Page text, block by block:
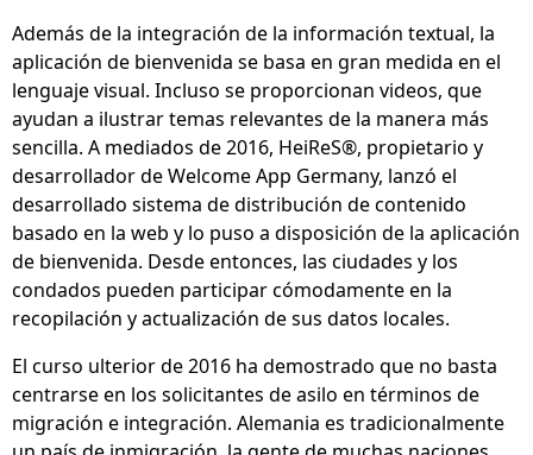
Además de la integración de la información textual, la
aplicación de bienvenida se basa en gran medida en el
lenguaje visual. Incluso se proporcionan videos, que
ayudan a ilustrar temas relevantes de la manera más
sencilla. A mediados de 2016, HeiReS®, propietario y
desarrollador de Welcome App Germany, lanzó el
desarrollado sistema de distribución de contenido
basado en la web y lo puso a disposición de la aplicación
de bienvenida. Desde entonces, las ciudades y los
condados pueden participar cómodamente en la
recopilación y actualización de sus datos locales.
El curso ulterior de 2016 ha demostrado que no basta
centrarse en los solicitantes de asilo en términos de
migración e integración. Alemania es tradicionalmente